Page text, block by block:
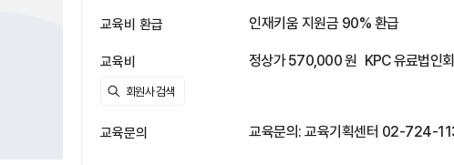
교육비 환급 인재키움 지원금 90% 환급
교육비 정상가 570,000 원 KPC 유료법인
교육문의 교육문의: 교육기획센터 02-724-